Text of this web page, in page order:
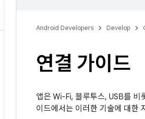
Android Developers Develop
연결 가이드
앱은 Wi-Fi, 블루투스, USB를 비
이드에서는 이러한 기술에 대한